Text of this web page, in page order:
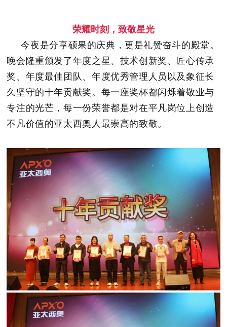
荣耀时刻，致敬星光
今夜是分享硕果的庆典，更是礼赞奋斗的殿堂。
晚会隆重颁发了年度之星、技术创新奖、匠心传承
奖、年度最佳团队、年度优秀管理人员以及象征长
久坚守的十年贡献奖。每一座奖杯都闪烁着敬业与
专注的光芒，每一份荣誉都是对在平凡岗位上创造
不凡价值的亚太西奥人最崇高的致敬。